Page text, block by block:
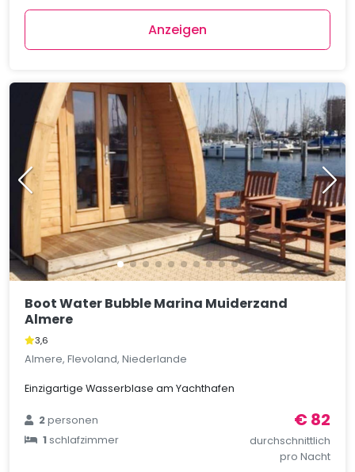
Anzeigen
Boot Water Bubble Marina Muiderzand
Almere
3,6
Almere, Flevoland, Niederlande
Einzigartige Wasserblase am Yachthafen
2personen
1schlafzimmer
€ 82
durchschnittlich
pro Nacht